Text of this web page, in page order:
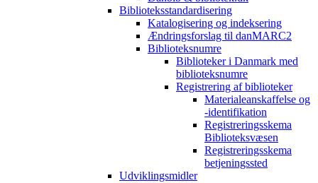
Biblioteksstandardisering
Katalogisering og indeksering
Ændringsforslag til danMARC2
Biblioteksnumre
Biblioteker i Danmark med
biblioteksnumre
Registrering af biblioteker
Materialeanskaffelse og
-identifikation
Registreringsskema
Biblioteksvæsen
Registreringsskema
betjeningssted
Udviklingsmidler